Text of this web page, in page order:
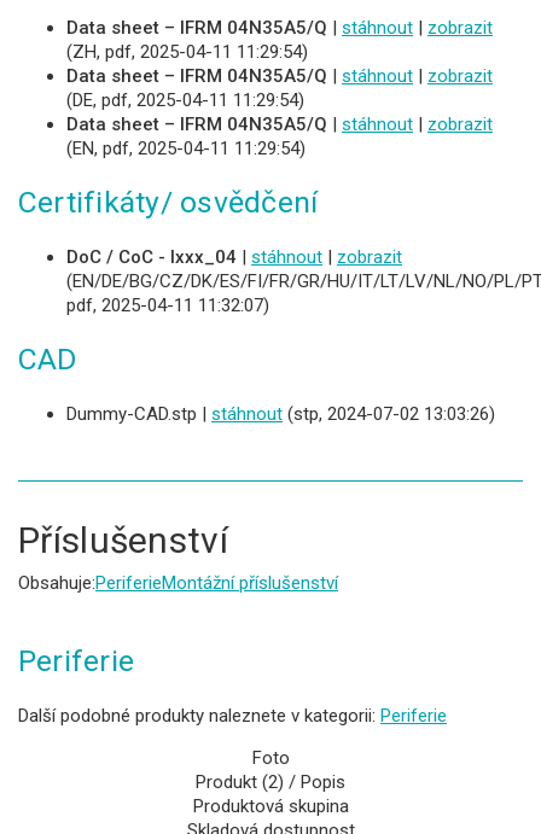
Data sheet – IFRM 04N35A5/Q | stáhnout | zobrazit
(ZH, pdf, 2025-04-11 11:29:54)
Data sheet – IFRM 04N35A5/Q | stáhnout | zobrazit
(DE, pdf, 2025-04-11 11:29:54)
Data sheet – IFRM 04N35A5/Q | stáhnout | zobrazit
(EN, pdf, 2025-04-11 11:29:54)
Certifikáty/ osvědčení
DoC / CoC - Ixxx_04 | stáhnout | zobrazit
(EN/DE/BG/CZ/DK/ES/FI/FR/GR/HU/IT/LT/LV/NL/NO/PL/
pdf, 2025-04-11 11:32:07)
CAD
Dummy-CAD.stp | stáhnout (stp, 2024-07-02 13:03:26)
Příslušenství
Obsahuje:PeriferieMontážní příslušenství
Periferie
Další podobné produkty naleznete v kategorii: Periferie
Foto
Produkt (2) / Popis
Produktová skupina